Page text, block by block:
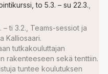
to 5.3. – su 22.3.
– ti 3.2., Teams-sessiot ja
Kalliosaari.
tutkakouluttajan
rakenteeseen sekä tenttiin.
tuntee koulutuksen